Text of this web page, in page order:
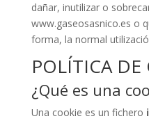
dañar, inutilizar o
www.gaseosasnico.es o
forma, la normal
POLÍTICA DE
¿Qué es una
Una cookie es un fichero